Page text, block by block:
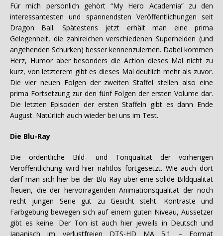
Für mich persönlich gehört “My Hero Academia” zu den
interessantesten und spannendsten Veröffentlichungen seit
Dragon Ball. Spätestens jetzt erhält man eine prima
Gelegenheit, die zahlreichen verschiedenen Superhelden (und
angehenden Schurken) besser kennenzulernen. Dabei kommen
Herz, Humor aber besonders die Action dieses Mal nicht zu
kurz, von letzterem gibt es dieses Mal deutlich mehr als zuvor.
Die vier neuen Folgen der zweiten Staffel stellen also eine
prima Fortsetzung zur den fünf Folgen der ersten Volume dar.
Die letzten Episoden der ersten Staffeln gibt es dann Ende
August. Natürlich auch wieder bei uns im Test.
Die Blu-Ray
Die ordentliche Bild- und Tonqualität der vorherigen
Veröffentlichung wird hier nahtlos fortgesetzt. Wie auch dort
darf man sich hier bei der Blu-Ray über eine solide Bildqualität
freuen, die der hervorragenden Animationsqualität der noch
recht jungen Serie gut zu Gesicht steht. Kontraste und
Farbgebung bewegen sich auf einem guten Niveau, Aussetzer
gibt es keine. Der Ton ist auch hier jeweils in Deutsch und
Japanisch im verlustfreien DTS-HD MA 5.1 – Format